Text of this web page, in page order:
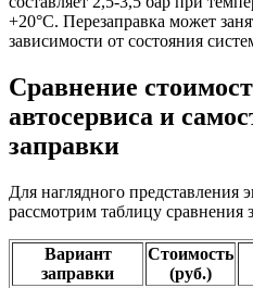
+20°C. Перезаправка может
зависимости от состояния
Сравнение
автосервиса и
заправки
Для наглядного представления
рассмотрим таблицу сравнения
Вариант
заправки
Стоимость
(руб.)